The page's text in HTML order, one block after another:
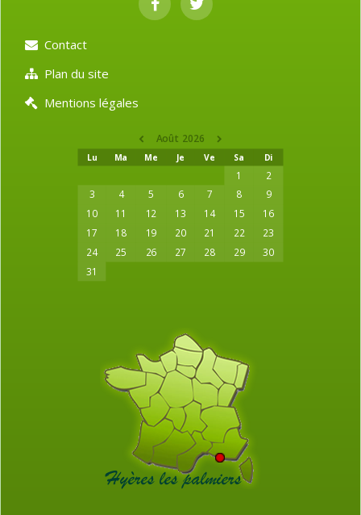
Contact
Plan du site
Mentions légales
Août 2026
Lu Ma Me Je Ve Sa Di
1
2
3
4 5 6 7 8 9
10 11 12 13 14 15
16
17
18 19 20 21 22
23
24
25 26 27 28 29 30
31